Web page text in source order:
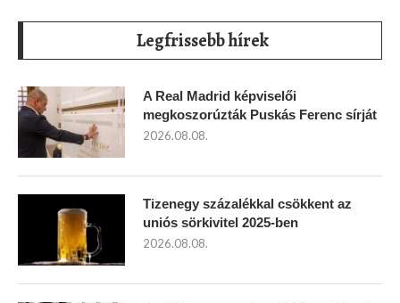
Legfrissebb hírek
A Real Madrid képviselői
megkoszorúzták Puskás Ferenc sírját
2026.08.08.
Tizenegy százalékkal csökkent az
uniós sörkivitel 2025-ben
2026.08.08.